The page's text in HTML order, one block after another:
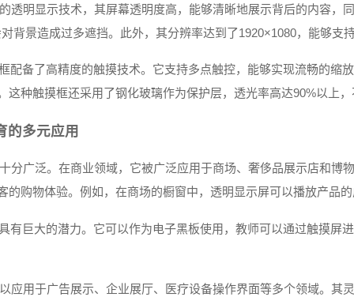
透明显示技术，其屏幕透明度高，能够清晰地展示背后的内容，
背景造成过多遮挡。此外，其分辨率达到了1920×1080，能够支
配备了高精度的触摸技术。它支持多点触控，能够实现流畅的缩
种触摸框还采用了钢化玻璃作为保护层，透光率高达90%以上，
的多元应用
分广泛。在商业领域，它被广泛应用于商场、奢侈品展示店和博
购物体验。例如，在商场的橱窗中，透明显示屏可以播放产品
有巨大的潜力。它可以作为电子黑板使用，教师可以通过触摸屏
应用于广告展示、企业展厅、医疗设备操作界面等多个领域。